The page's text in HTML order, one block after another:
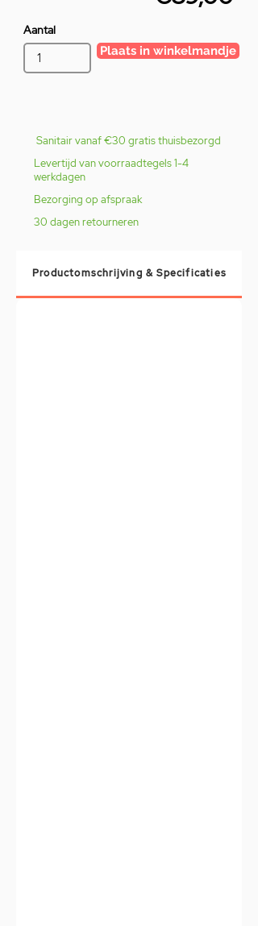
Aantal
Plaats in winkelmandje
Sanitair vanaf €30 gratis thuisbezorgd
Levertijd van voorraadtegels 1-4
werkdagen
Bezorging op afspraak
30 dagen retourneren
Productomschrijving & Specificaties